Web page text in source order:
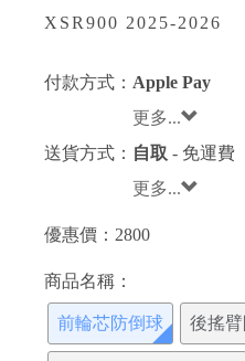
XSR900 2025-2026
付款方式： Apple Pay
更多...
送貨方式： 自取 - 免運費
更多...
優惠價： 2800
商品名稱：
前輪芯防倒球 後搖